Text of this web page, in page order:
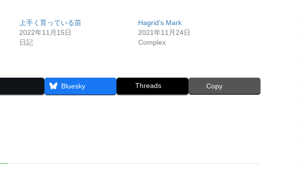
上手く育っている苗
2022年11月15日
日記
Hagrid’s Mark
2021年11月24日
Complex
Bluesky Threads Copy